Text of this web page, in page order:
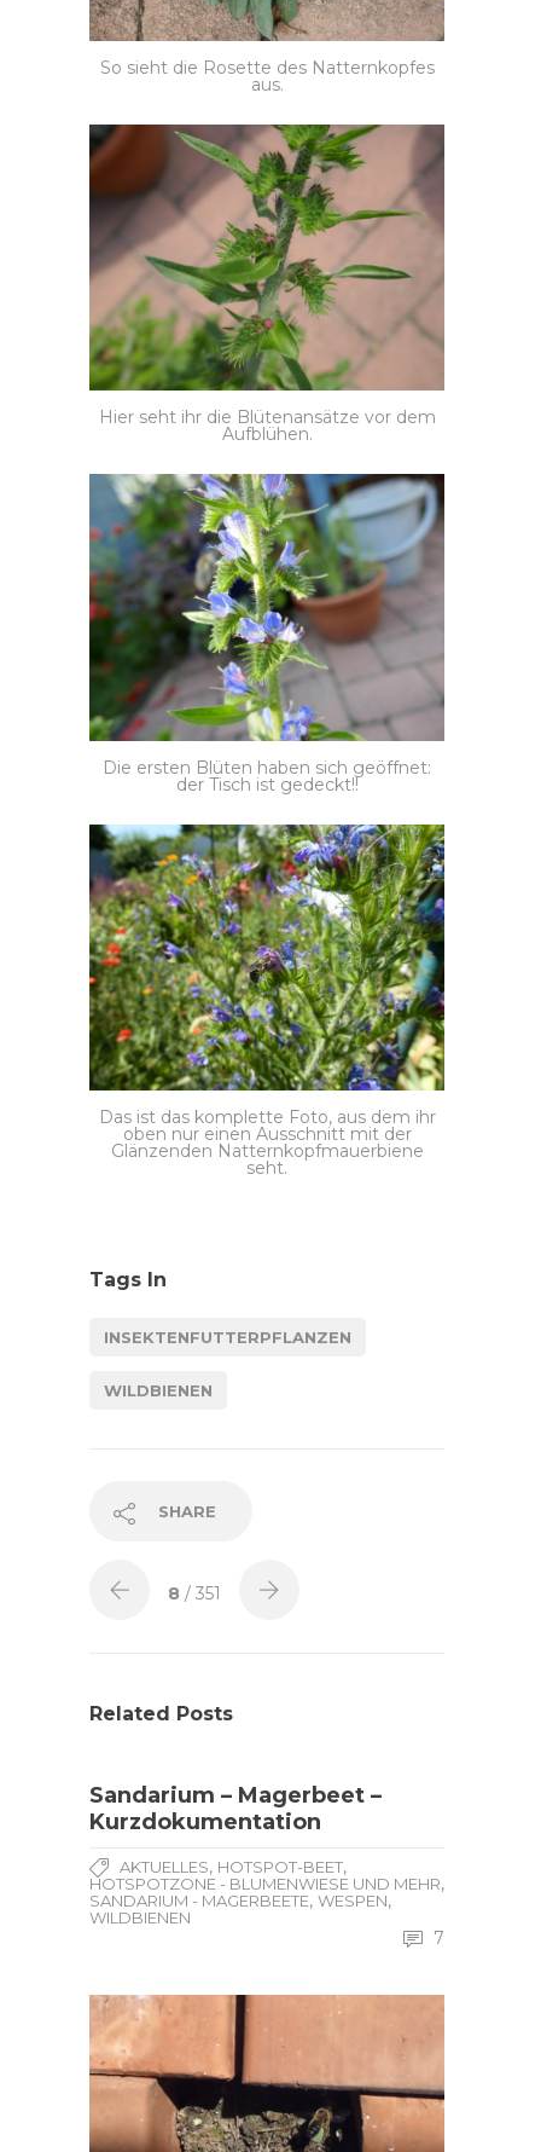
So sieht die Rosette des Natternkopfes
aus.
Hier seht ihr die Blütenansätze vor dem
Aufblühen.
Die ersten Blüten haben sich geöffnet:
der Tisch ist gedeckt!!
Das ist das komplette Foto, aus dem ihr
oben nur einen Ausschnitt mit der
Glänzenden Natternkopfmauerbiene
seht.
Tags In
INSEKTENFUTTERPFLANZEN
WILDBIENEN
SHARE
8 / 351
Related Posts
Sandarium – Magerbeet –
Kurzdokumentation
AKTUELLES, HOTSPOT-BEET,
HOTSPOTZONE - BLUMENWIESE UND MEHR,
SANDARIUM - MAGERBEETE, WESPEN,
WILDBIENEN
7